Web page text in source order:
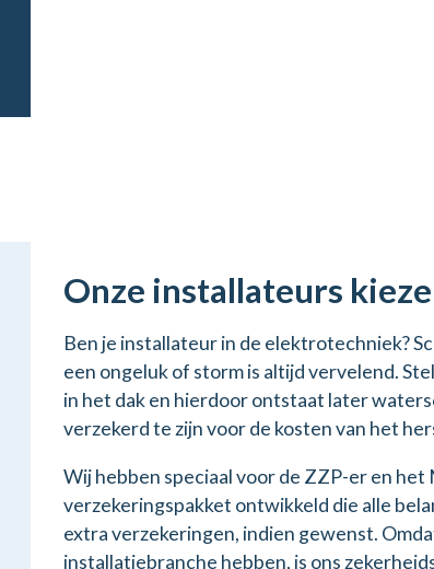
Onze installateurs
Ben je installateur in de elektrotechniek?
een ongeluk of storm is altijd vervelend.
in het dak en hierdoor ontstaat later
verzekerd te zijn voor de kosten van het
Wij hebben speciaal voor de ZZP-er en
verzekeringspakket ontwikkeld die alle
extra verzekeringen, indien gewenst.
installatiebranche hebben, is ons